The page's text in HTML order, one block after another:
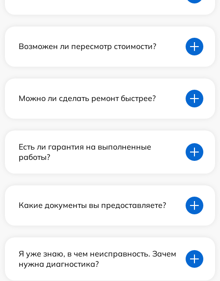
Возможен ли пересмотр стоимости?
Можно ли сделать ремонт быстрее?
Есть ли гарантия на выполненные
работы?
Какие документы вы предоставляете?
Я уже знаю, в чем неисправность. Зачем
нужна диагностика?